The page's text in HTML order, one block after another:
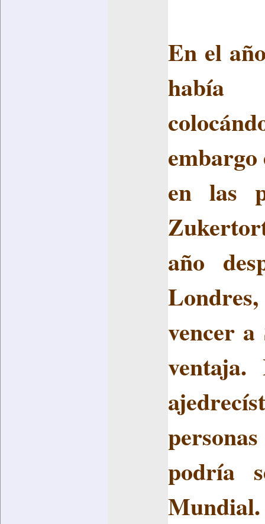
En el
había
en las
año
vencer
podría
Mundial.